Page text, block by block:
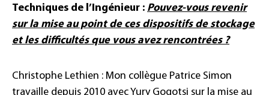
Techniques de l’Ingénieur : Pouvez-vous revenir
sur la mise au point de ces dispositifs de stockage
et les difficultés que vous avez rencontrées ?
Christophe Lethien : Mon collègue Patrice Simon
travaille depuis 2010 avec Yury Gogotsi sur la mise au